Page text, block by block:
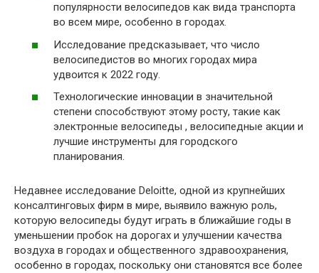
популярности велосипедов как вида транспорта
во всем мире, особенно в городах.
Исследование предсказывает, что число
велосипедистов во многих городах мира
удвоится к 2022 году.
Технологические инновации в значительной
степени способствуют этому росту, такие как
электронные велосипеды , велосипедные акции и
лучшие инструменты для городского
планирования.
Недавнее исследование Deloitte, одной из крупнейших
консалтинговых фирм в мире, выявило важную роль,
которую велосипеды будут играть в ближайшие годы в
уменьшении пробок на дорогах и улучшении качества
воздуха в городах и общественного здравоохранения,
особенно в городах, поскольку они становятся все более